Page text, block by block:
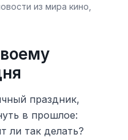
из мира кино,
праздник,
в прошлое:
ли так делать?